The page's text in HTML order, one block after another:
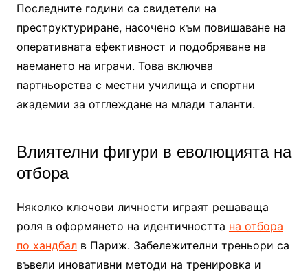
Последните години са свидетели на
преструктуриране, насочено към повишаване на
оперативната ефективност и подобряване на
наемането на играчи. Това включва
партньорства с местни училища и спортни
академии за отглеждане на млади таланти.
Влиятелни фигури в еволюцията на
отбора
Няколко ключови личности играят решаваща
роля в оформянето на идентичността на отбора
по хандбалв Париж. Забележителни треньори са
въвели иновативни методи на тренировка и